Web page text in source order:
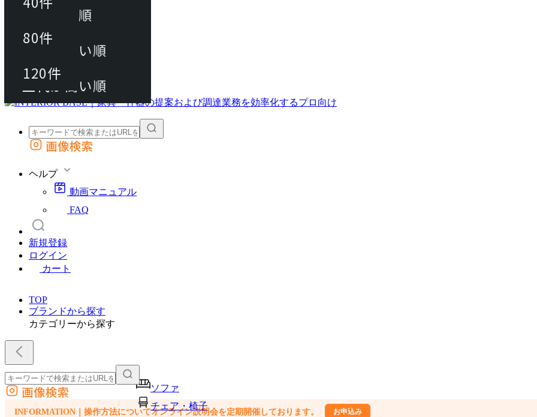
動画マニュアル
FAQ
カート
外部サイトの商品をカートに追加
画像検索
ヘルプ
動画マニュアル
FAQ
新規登録
ログイン
カート
TOP
ブランドから探す
カテゴリーから探す
ソファ
チェア・椅子
外部サイトの商品をカートに追加
他のサイトで見つけた商品ページのURLを貼り付けて、カートに追加できます
画像検索
INFORMATION｜操作方法についてオンライン説明会を定期開催しております。 お申込み
80件
120件
おすすめ順
上代が安い順
上代が高い順
80件
120件